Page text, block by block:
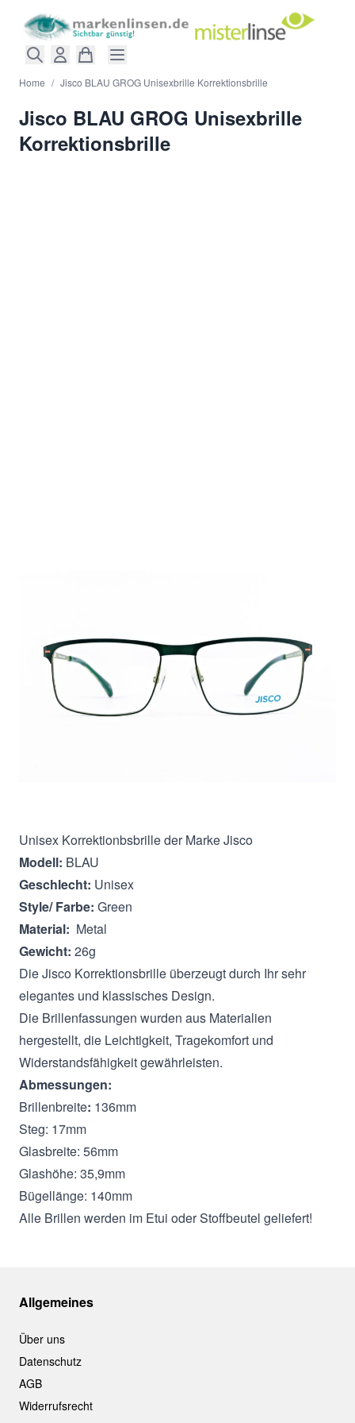
Home / Jisco BLAU GROG Unisexbrille Korrektionsbrille
Jisco BLAU GROG Unisexbrille
Korrektionsbrille
Menge
In den Warenkorb
Unisex Korrektionbsbrille der Marke Jisco
Modell: BLAU
Geschlecht: Unisex
Style/ Farbe: Green
Material: Metal
Gewicht: 26g
Die Jisco Korrektionsbrille überzeugt durch Ihr sehr
elegantes und klassisches Design.
Die Brillenfassungen wurden aus Materialien
hergestellt, die Leichtigkeit, Tragekomfort und
Widerstandsfähigkeit gewährleisten.
Abmessungen:
Brillenbreite: 136mm
Steg: 17mm
Glasbreite: 56mm
Glashöhe: 35,9mm
Bügellänge: 140mm
Alle Brillen werden im Etui oder Stoffbeutel geliefert!
Allgemeines
Über uns
Datenschutz
AGB
Widerrufsrecht